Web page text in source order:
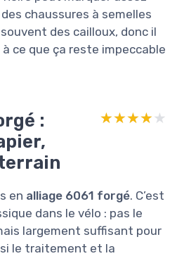
chaussures à semelles
des cailloux, donc il
ce que ça reste impeccable
:
★★★★★
★★★★★
en alliage 6061 forgé. C’est
dans le vélo : pas le
largement suffisant pour
si le traitement et la